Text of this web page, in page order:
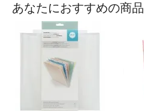
あなたにおすすめの商品